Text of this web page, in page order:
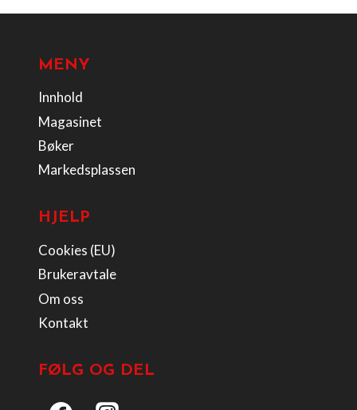
MENY
Innhold
Magasinet
Bøker
Markedsplassen
HJELP
Cookies (EU)
Brukeravtale
Om oss
Kontakt
FØLG OG DEL